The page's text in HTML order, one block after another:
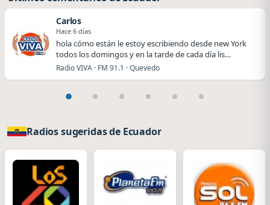
Carlos
Hace 6 días
hola cómo están le estoy escribiendo desde new York
todos los domingos y en la tarde de cada día lis…
Radio VIVA · FM 91.1 · Quevedo
Radios sugeridas de Ecuador